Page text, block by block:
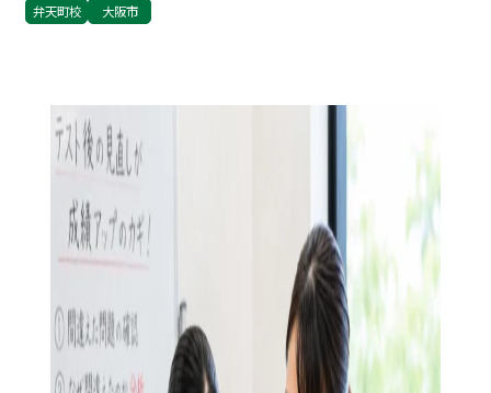
弁天町校 大阪市